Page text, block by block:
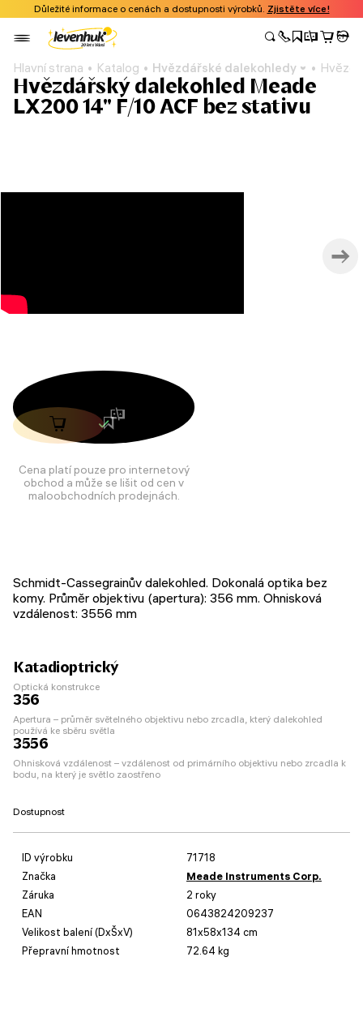
Důležité informace o cenách a dostupnosti výrobků. Zjistěte více!
Hlavní strana Katalog Hvězdářské dalekohledy
Hvězdářský dalekohled Meade
LX200 14'' F/10 ACF bez stativu
Cena platí pouze pro internetový
obchod a může se lišit od cen v
maloobchodních prodejnách.
Schmidt-Cassegrainův dalekohled. Dokonalá optika bez
komy. Průměr objektivu (apertura): 356 mm. Ohnisková
vzdálenost: 3556 mm
Katadioptrický
Optická konstrukce
356
Apertura – průměr světelného objektivu nebo zrcadla, který dalekohled
používá ke sběru světla
3556
Ohnisková vzdálenost – vzdálenost od primárního objektivu nebo zrcadla k
bodu, na který je světlo zaostřeno
Dostupnost
ID výrobku
71718
Značka
Meade Instruments Corp.
Záruka
2 roky
EAN
0643824209237
Velikost balení (DxŠxV)
81x58x134 cm
Přepravní hmotnost
72.64 kg